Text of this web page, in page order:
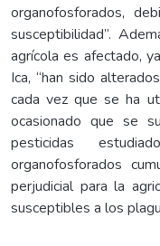
organofosforados,
susceptibilidad”.
agrícola es afectado,
Ica, “han sido
cada vez que se ha
ocasionado que se
pesticidas
organofosforados
perjudicial para la
susceptibles a los